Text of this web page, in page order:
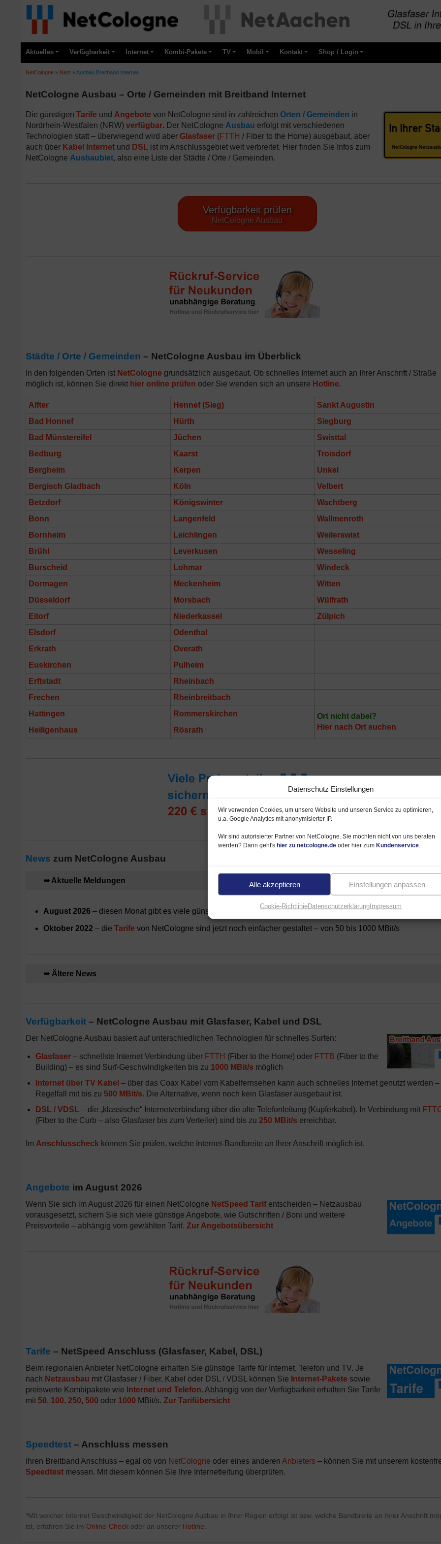
Datenschutz Einstellungen
Wir verwenden Cookies, um unsere Website und unseren Service zu optimieren,
u.a. Google Analytics mit anonymisierter IP.
Wir sind autorisierter Partner von NetCologne. Sie möchten nicht von uns beraten
werden? Dann geht's hier zu netcologne.de oder hier zum Kundenservice
Alle akzeptieren Einstellungen anpassen
Cookie-RichtlinieDatenschutzerklärungImpressum
Aktuelles Verfügbarkeit Internet Kombi-Pakete TV Mobil Kontakt Shop / Login
NetCologne » Netz »Ausbau Breitband Internet
NetCologne Ausbau – Orte / Gemeinden mit Breitband Internet
Die günstigen Tarife und Angebote von NetCologne sind in zahlreichen Orten / Gemeinden in
Nordrhein-Westfalen (NRW) verfügbar. Der NetCologne Ausbau erfolgt mit verschiedenen
Technologien statt – überwiegend wird aber Glasfaser (FTTH / Fiber to the Home) ausgebaut, aber
auch über Kabel Internet und DSL ist im Anschlussgebiet weit verbreitet. Hier finden Sie Infos zum
NetCologne Ausbaubiet, also eine Liste der Städte / Orte / Gemeinden.
Verfügbarkeit prüfen
NetCologne Ausbau
Städte / Orte / Gemeinden – NetCologne Ausbau im Überblick
In den folgenden Orten ist NetCologne grundsätzlich ausgebaut. Ob schnelles Internet auch an Ihrer Anschrift / Straße
möglich ist, können Sie direkt hier online prüfen oder Sie wenden sich an unsere Hotline.
Alfter Hennef (Sieg)
Sankt Augustin
Bad Honnef
Hürth
Siegburg
Bad Münstereifel
Jüchen
Swisttal
Bedburg
Kaarst
Troisdorf
Bergheim
Kerpen
Unkel
Bergisch Gladbach
Köln
Velbert
Betzdorf
Königswinter
Wachtberg
Bonn
Langenfeld
Wallmenroth
Bornheim
Leichlingen
Weilerswist
Brühl
Leverkusen
Wesseling
Burscheid
Lohmar
Windeck
Dormagen
Meckenheim
Witten
Düsseldorf
Morsbach
Wülfrath
Eitorf
Niederkassel
Zülpich
Elsdorf
Odenthal
Erkrath
Overath
Euskirchen
Pulheim
Erftstadt
Rheinbach
Frechen
Rheinbreitbach
Hattingen
Rommerskirchen
Ort nicht dabei?
Hier nach Ort suchen
Heiligenhaus Rösrath
News zum NetCologne Ausbau
➥ Aktuelle Meldungen
August 2026 – diesen Monat gibt es viele günstige Angebotefür schnelles Internet in Nordrhein-Westfalen
Oktober 2022 – die Tarife von NetCologne sind jetzt noch einfacher gestaltet – von 50 bis 1000 MBit/s
➥ Ältere News
Verfügbarkeit – NetCologne Ausbau mit Glasfaser, Kabel und DSL
Der NetCologne Ausbau basiert auf unterschiedlichen Technologien für schnelles Surfen:
Glasfaser – schnellste Internet Verbindung über FTTH (Fiber to the Home) oder FTTB (Fiber to the
Building) – es sind Surf-Geschwindigkeiten bis zu 1000 MBit/s möglich
Internet über TV Kabel – über das Coax Kabel vom Kabelfernsehen kann auch schnelles Internet genutzt werden –
Regelfall mit bis zu 500 MBit/s. Die Alternative, wenn noch kein Glasfaser ausgebaut ist.
DSL / VDSL – die „klassische“ Internetverbindung über die alte Telefonleitung (Kupferkabel). In Verbindung mit
(Fiber to the Curb – also Glasfaser bis zum Verteiler) sind bis zu 250 MBit/s erreichbar.
Im Anschlusscheck können Sie prüfen, welche Internet-Bandbreite an Ihrer Anschrift möglich ist.
Angebote im August 2026
Wenn Sie sich im August 2026 für einen NetCologne NetSpeed Tarifentscheiden – Netzausbau
vorausgesetzt, sichern Sie sich viele günstige Angebote, wie Gutschriften / Boni und weitere
Preisvorteile – abhängig vom gewählten Tarif. Zur Angebotsübersicht
Tarife – NetSpeed Anschluss (Glasfaser, Kabel, DSL)
Beim regionalen Anbieter NetCologne erhalten Sie günstige Tarife für Internet, Telefon und TV. Je
nach Netzausbau mit Glasfaser / Fiber, Kabel oder DSL / VDSL können Sie Internet-Pakete sowie
preiswerte Kombipakete wie Internet und Telefon. Abhängig von der Verfügbarkeit erhalten Sie Tarife
mit 50, 100, 250, 500 oder 1000 MBit/s. Zur Tarifübersicht
Speedtest – Anschluss messen
Ihren Breitband Anschluss – egal ob von NetCologne oder eines anderen Anbieters – können Sie mit unserem
Speedtest messen. Mit diesem können Sie Ihre Internetleitung überprüfen.
*Mit welcher Internet Geschwindigkeit der NetCologne Ausbau in Ihrer Region erfolgt ist bzw. welche Bandbreite an Ihrer Anschrift
ist, erfahren Sie im Online-Check oder an unserer Hotline